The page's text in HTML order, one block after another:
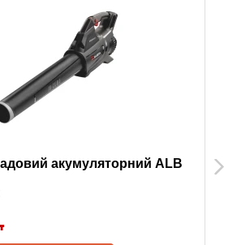
акумуляторний ALB
Next